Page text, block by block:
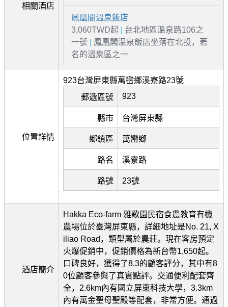
相關酒店
鳳凰閣溫泉飯店
3,060TWD起
台北地區溫泉路106之
一號
鳳凰閣温泉飯店坐落在北投，著
名的溫泉區之一
位置詳情
923台灣屏東縣萬巒鄉溪寮路23號
郵遞區號
923
縣市 台灣屏東縣
鄉鎮區 萬巒鄉
路名 溪寮路
路號 23號
酒店簡介
Hakka Eco-farm 雅歌園民宿食農教育有機
農場位於臺灣屏東縣，詳細地址是No. 21, X
iliao Road，類型屬於農莊。現在客房預定
火爆促銷中，促銷價格為新台幣1,650起。
口碑良好，獲得了8.3的顧客評分，其中有8
0位顧客參與了真實點評。交通便利配套齊
全，2.6km內有國立屏東科技大學，3.3km
內有萬金聖母聖殿等配套，非常方便。通過